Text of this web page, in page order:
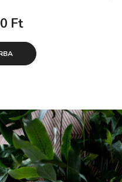
Ft